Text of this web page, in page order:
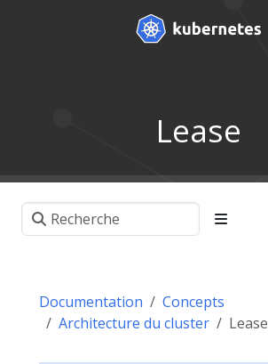
Lease
Documentation
Concepts
Architecture du cluster
Lease